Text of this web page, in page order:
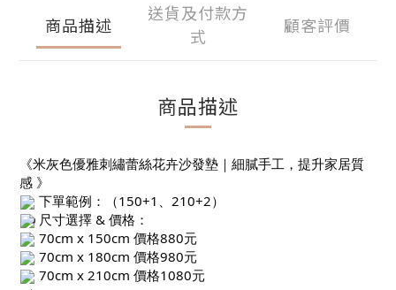
商品描述
送貨及付款方
式
顧客評價
商品描述
《米灰色優雅刺繡蕾絲花卉沙發墊｜細膩手工，提升家居質
感 》
下單範例：（150+1、210+2）
尺寸選擇 & 價格：
70cm x 150cm 價格880元
70cm x 180cm 價格980元
70cm x 210cm 價格1080元